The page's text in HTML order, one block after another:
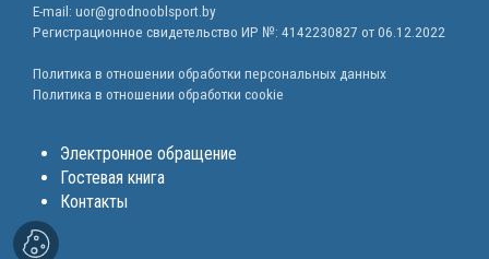
E-mail: uor@grodnooblsport.by
Регистрационное свидетельство ИР №: 4142230827 от 06.12.2022
Политика в отношении обработки персональных данных
Политика в отношении обработки cookie
Электронное обращение
Гостевая книга
Контакты